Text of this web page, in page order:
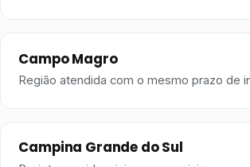
Campo Magro
Região atendida com o mesmo prazo de
Campina Grande do Sul